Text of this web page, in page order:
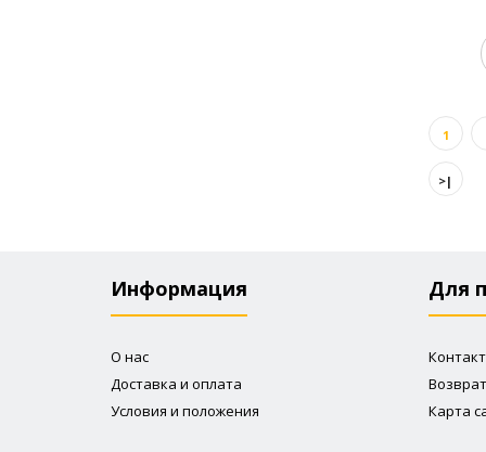
1
>|
Информация
О нас
Доставка и оплата
Условия и положения
Для
Карта